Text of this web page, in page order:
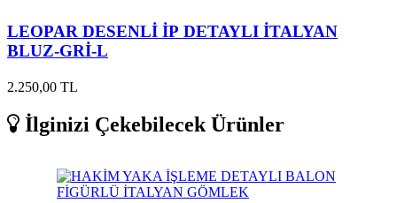
LEOPAR DESENLİ İP DETAYLI İTALYAN
BLUZ-GRİ-L
2.250,00 TL
İlginizi Çekebilecek Ürünler